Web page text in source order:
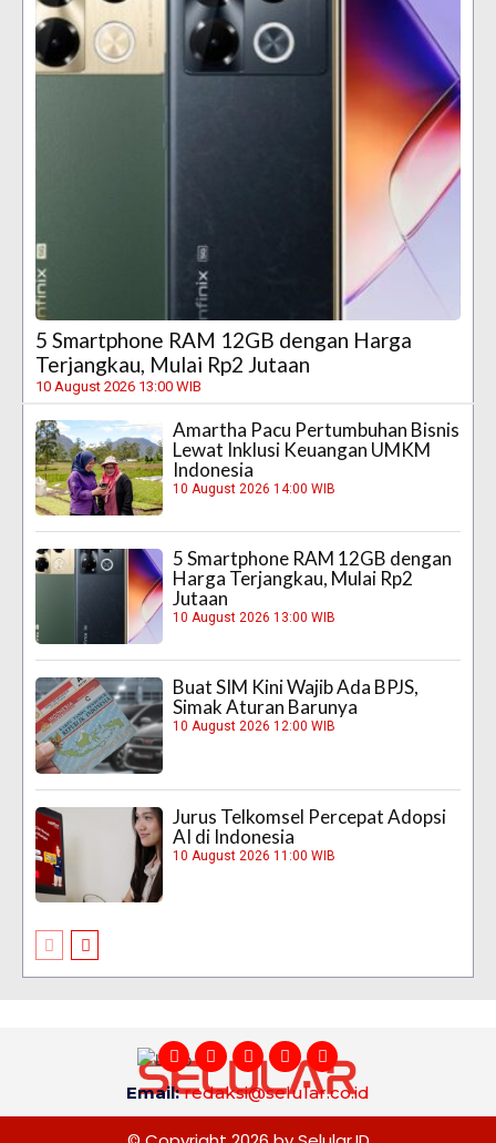
5 Smartphone RAM 12GB dengan Harga
Terjangkau, Mulai Rp2 Jutaan
10 August 2026 13:00 WIB
Amartha Pacu Pertumbuhan Bisnis
Lewat Inklusi Keuangan UMKM
Indonesia
10 August 2026 14:00 WIB
5 Smartphone RAM 12GB dengan
Harga Terjangkau, Mulai Rp2
Jutaan
10 August 2026 13:00 WIB
Buat SIM Kini Wajib Ada BPJS,
Simak Aturan Barunya
10 August 2026 12:00 WIB
Jurus Telkomsel Percepat Adopsi
AI di Indonesia
10 August 2026 11:00 WIB
Email:redaksi@selular.co.id